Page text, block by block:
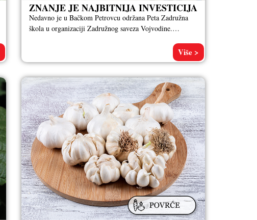
ZNANJE JE NAJBITNIJA INVESTICIJA
Nedavno je u Bačkom Petrovcu održana Peta Zadružna
škola u organizaciji Zadružnog saveza Vojvodine.
Više >